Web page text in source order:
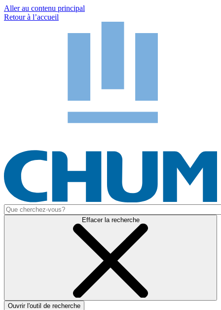
Aller au contenu principal
Retour à l’accueil
Effacer la recherche
Ouvrir l'outil de recherche